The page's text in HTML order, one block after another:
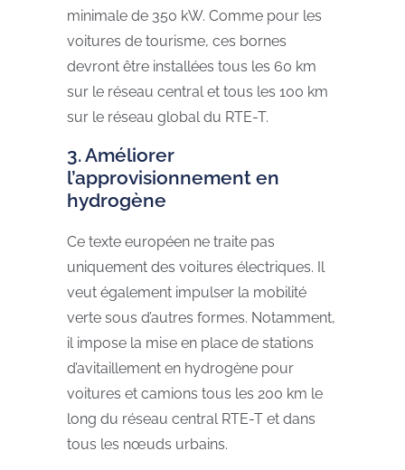
minimale de 350 kW. Comme pour les
voitures de tourisme, ces bornes
devront être installées tous les 60 km
sur le réseau central et tous les 100 km
sur le réseau global du RTE-T.
3. Améliorer
l’approvisionnement en
hydrogène
Ce texte européen ne traite pas
uniquement des voitures électriques. Il
veut également impulser la mobilité
verte sous d’autres formes. Notamment,
il impose la mise en place de stations
d’avitaillement en hydrogène pour
voitures et camions tous les 200 km le
long du réseau central RTE-T et dans
tous les nœuds urbains.